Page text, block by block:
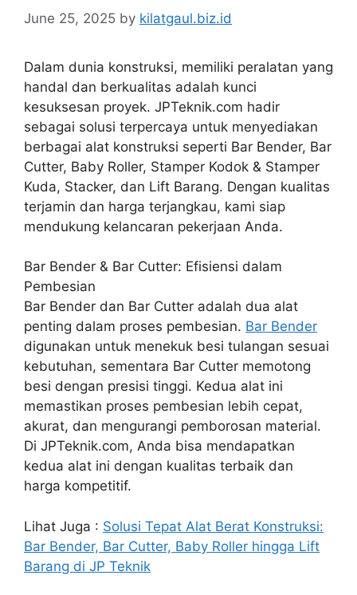
June 25, 2025 by kilatgaul.biz.id
Dalam dunia konstruksi, memiliki peralatan yang
handal dan berkualitas adalah kunci
kesuksesan proyek. JPTeknik.com hadir
sebagai solusi terpercaya untuk menyediakan
berbagai alat konstruksi seperti Bar Bender, Bar
Cutter, Baby Roller, Stamper Kodok & Stamper
Kuda, Stacker, dan Lift Barang. Dengan kualitas
terjamin dan harga terjangkau, kami siap
mendukung kelancaran pekerjaan Anda.
Bar Bender & Bar Cutter: Efisiensi dalam
Pembesian
Bar Bender dan Bar Cutter adalah dua alat
penting dalam proses pembesian. Bar Bender
digunakan untuk menekuk besi tulangan sesuai
kebutuhan, sementara Bar Cutter memotong
besi dengan presisi tinggi. Kedua alat ini
memastikan proses pembesian lebih cepat,
akurat, dan mengurangi pemborosan material.
Di JPTeknik.com, Anda bisa mendapatkan
kedua alat ini dengan kualitas terbaik dan
harga kompetitif.
Lihat Juga : Solusi Tepat Alat Berat Konstruksi:
Bar Bender, Bar Cutter, Baby Roller hingga Lift
Barang di JP Teknik